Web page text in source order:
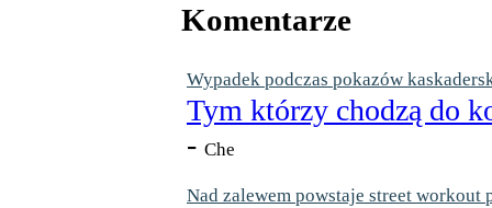
Komentarze
Wypadek podczas pokazów
Tym którzy chodzą do
- Che
Nad zalewem powstaje street workout